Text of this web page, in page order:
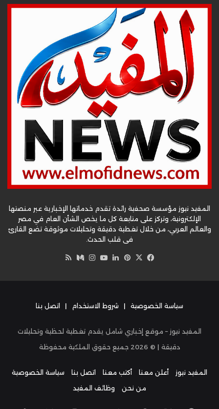
المفيد نيوز مؤسسة صحفية رائدة تقدم خدماتها الإخبارية عبر منصتها
الإلكترونية، وتركز على متابعة كل ما يخص الشأن العام في مصر
والعالم العربي، من خلال تغطية دقيقة وتحليلات موثوقة تضع القارئ
في قلب الحدث.
فيسبوك
‫X بينتيريست
لينكدإن‫YouTube
انستقرام
وسط
سياسة الخصوصية | شروط الاستخدام | اتصل بنا
المفيد نيوز – موقع إخباري شامل يقدم تغطية لحظية وتحليلات
دقيقة | © 2026 جميع حقوق الملكية محفوظة
المفيد نيوز أعلن معنا أكتب معنا اتصل بنا
سياسة الخصوصية
من نحن
وظائف المفيد